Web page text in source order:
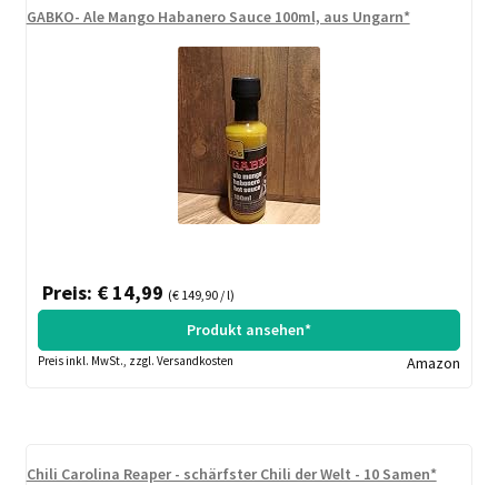
GABKO- Ale Mango Habanero Sauce 100ml, aus Ungarn*
Preis: € 14,99 (€ 149,90 / l)
Produkt ansehen*
Preis inkl. MwSt., zzgl. Versandkosten Amazon
Chili Carolina Reaper - schärfster Chili der Welt - 10 Samen*